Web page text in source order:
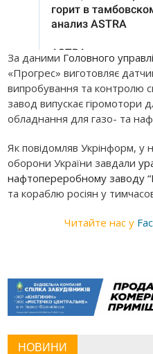
За даними Головного
«Прогрес» виготовляє
випробування та контролю
завод випускає
обладнання для газо- та
Як повідомляв Укрінформ, у
оборони України завдали
нафтопереробному заводу
та кораблю росіян у
Читайте нас у
НОВИНИ